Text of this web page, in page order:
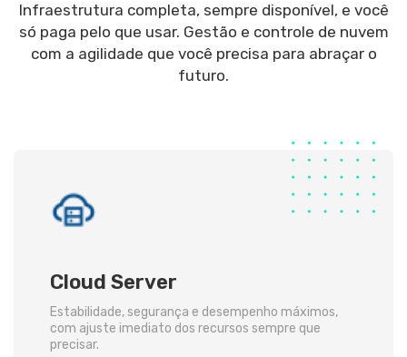
Infraestrutura completa, sempre disponível, e você
só paga pelo que usar. Gestão e controle de nuvem
com a agilidade que você precisa para abraçar o
futuro.
Cloud Server
Estabilidade, segurança e desempenho máximos,
com ajuste imediato dos recursos sempre que
precisar.